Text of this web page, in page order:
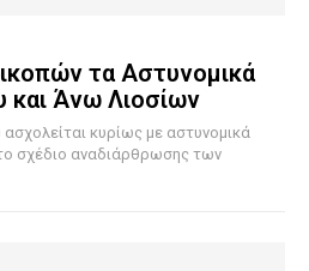
τα Αστυνομικά
και Άνω Λιοσίων
κυρίως με αστυνομικά
σχέδιο αναδιάρθρωσης των